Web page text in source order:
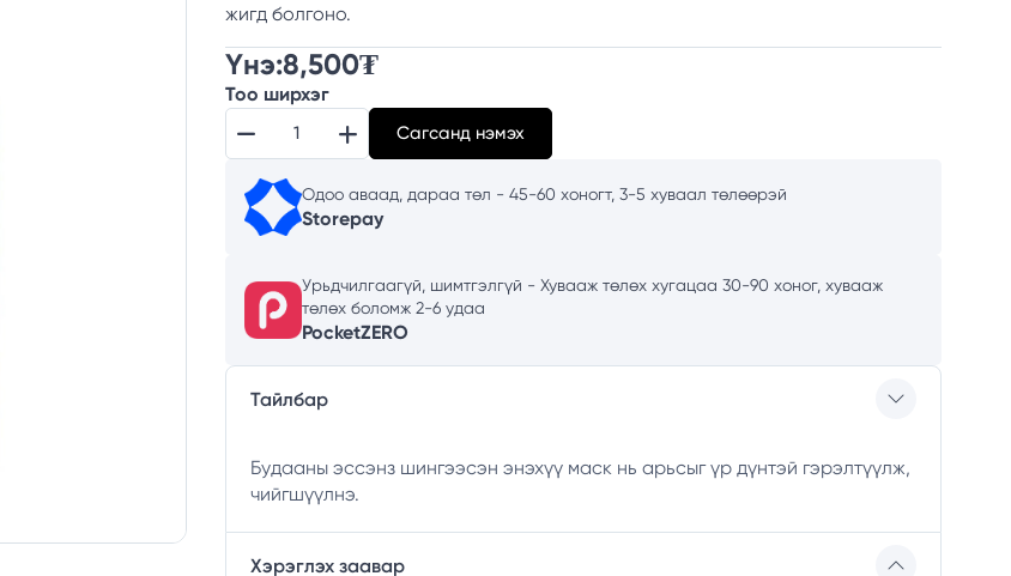
жигд болгоно.
Үнэ:8,500₮
Тоо ширхэг
Сагсанд нэмэх
Одоо аваад, дараа төл - 45-60 хоногт, 3-5 хуваал төлөөрэй
Storepay
Урьдчилгаагүй, шимтгэлгүй - Хувааж төлөх хугацаа 30-90 хоног, хувааж
төлөх боломж 2-6 удаа
PocketZERO
Тайлбар
Будааны эссэнз шингээсэн энэхүү маск нь арьсыг үр дүнтэй гэрэлтүүлж,
чийгшүүлнэ.
Хэрэглэх заавар